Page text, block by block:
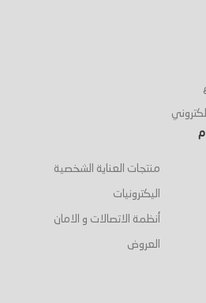
منتجات العناية الشخصية
اليكترونيات
أنظمة الاتصالات و الامان
العروض